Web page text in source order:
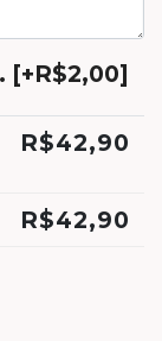
. [+R$2,00]
R$42,90
R$42,90
Natal